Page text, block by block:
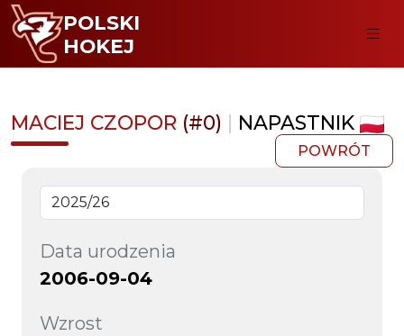
POLSKI
HOKEJ
MACIEJ CZOPOR (#0) | NAPASTNIK
POWRÓT
Data urodzenia
2006-09-04
Wzrost